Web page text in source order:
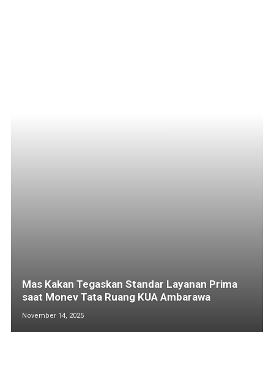
Mas Kakan Tegaskan Standar Layanan Prima
saat Monev Tata Ruang KUA Ambarawa
November 14, 2025